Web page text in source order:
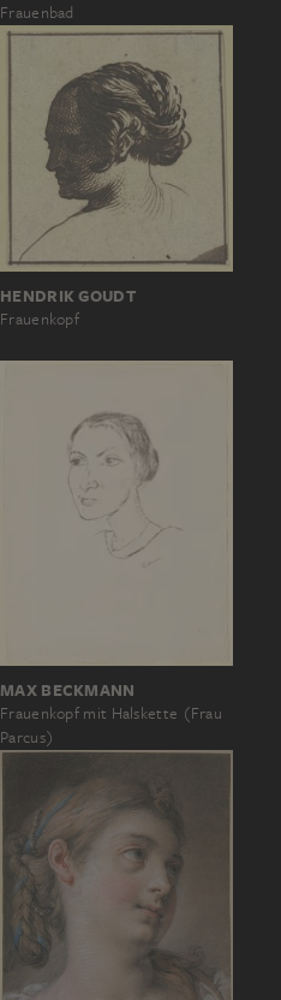
Frauenbad
HENDRIK GOUDT
Frauenkopf
MAX BECKMANN
Frauenkopf mit Halskette (Frau
Parcus)